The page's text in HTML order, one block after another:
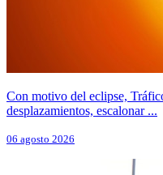
Con motivo del eclipse,
desplazamientos, escalonar ...
06 agosto 2026